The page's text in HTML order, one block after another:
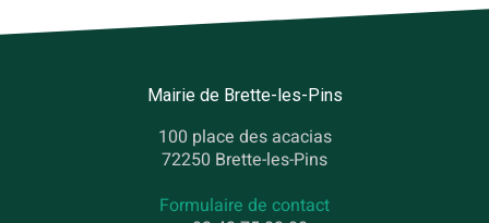
Mairie de Brette-les-Pins
100 place des acacias
72250 Brette-les-Pins
Formulaire de contact